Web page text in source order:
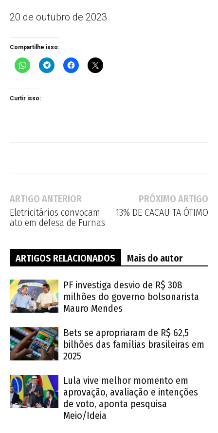
20 de outubro de 2023
Compartilhe isso:
Curtir isso:
ARTIGO ANTERIOR
Eletricitários convocam
ato em defesa de Furnas
PRÓXIMO ARTIGO
13% DE CACAU TA ÓTIMO
ARTIGOS RELACIONADOS Mais do autor
PF investiga desvio de R$ 308
milhões do governo bolsonarista
Mauro Mendes
Bets se apropriaram de R$ 62,5
bilhões das famílias brasileiras em
2025
Lula vive melhor momento em
aprovação, avaliação e intenções
de voto, aponta pesquisa
Meio/Ideia